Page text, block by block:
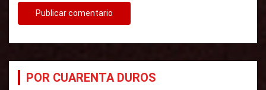
POR CUARENTA DUROS